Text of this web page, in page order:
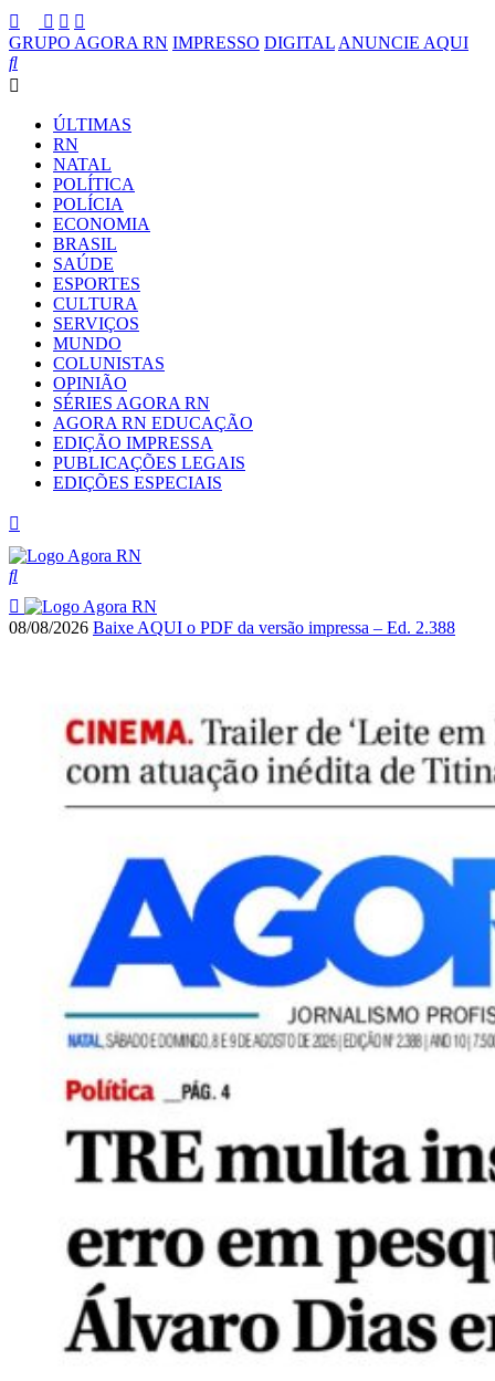
GRUPO AGORA RN IMPRESSO DIGITAL ANUNCIE AQUI
ÚLTIMAS
RN
NATAL
POLÍTICA
POLÍCIA
ECONOMIA
BRASIL
SAÚDE
ESPORTES
CULTURA
SERVIÇOS
MUNDO
COLUNISTAS
OPINIÃO
SÉRIES AGORA RN
AGORA RN EDUCAÇÃO
EDIÇÃO IMPRESSA
PUBLICAÇÕES LEGAIS
EDIÇÕES ESPECIAIS
08/08/2026 Baixe AQUI o PDF da versão impressa – Ed. 2.388